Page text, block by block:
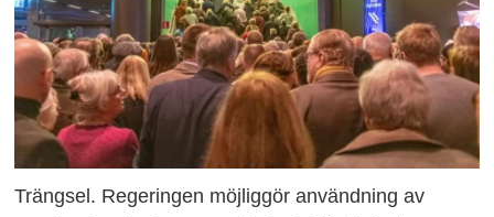
Trängsel. Regeringen möjliggör användning av